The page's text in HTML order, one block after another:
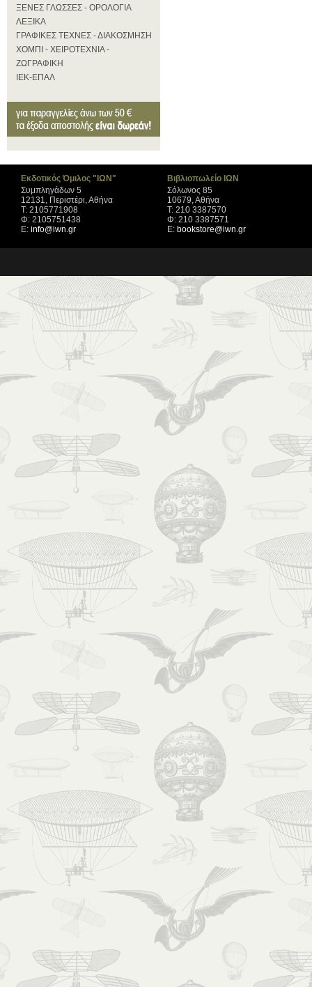
ΞΕΝΕΣ ΓΛΩΣΣΕΣ - ΟΡΟΛΟΓΙΑ
ΛΕΞΙΚΑ
ΓΡΑΦΙΚΕΣ ΤΕΧΝΕΣ - ΔΙΑΚΟΣΜΗΣΗ
ΧΟΜΠΙ - ΧΕΙΡΟΤΕΧΝΙΑ -
ΖΩΓΡΑΦΙΚΗ
ΙΕΚ-ΕΠΑΛ
Εκδοτικός Όμιλος "ΙΩΝ"
Συμπληγάδων 5
12131, Περιστέρι, Αθήνα
Τ: 2105771908
Φ: 2105751438
Ε: info@iwn.gr
Βιβλιοπωλείο ΙΩΝ
Σόλωνος 85
10679, Αθήνα
Τ: 210 3387570
Φ: 210 3387571
Ε: bookstore@iwn.gr